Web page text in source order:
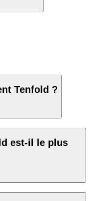
Tenfold ?
est-il le plus